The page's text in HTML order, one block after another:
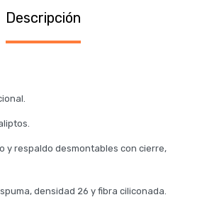
Descripción
y respaldo desmontables con cierre,
densidad 26 y fibra ciliconada.